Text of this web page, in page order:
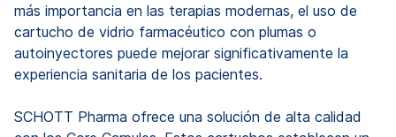
más importancia en las terapias modernas, el uso de
cartucho de vidrio farmacéutico con plumas o
autoinyectores puede mejorar significativamente la
experiencia sanitaria de los pacientes.
SCHOTT Pharma ofrece una solución de alta calidad